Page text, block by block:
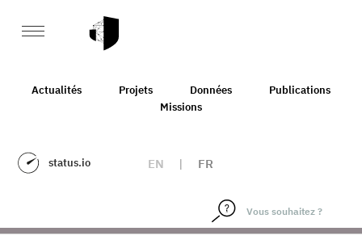
Actualités Projets Données
Publications
Missions
status.io EN | FR